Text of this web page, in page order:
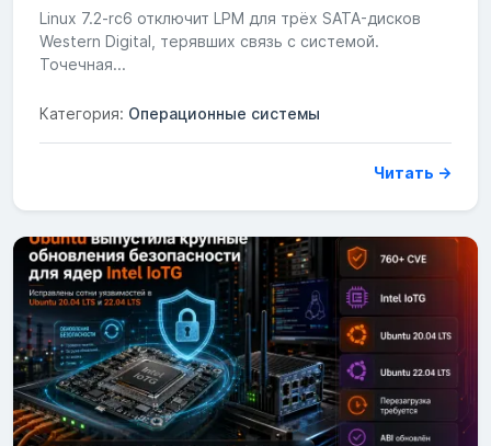
Linux 7.2-rc6 отключит LPM для трёх SATA-дисков
Western Digital, терявших связь с системой.
Точечная...
Категория: Операционные системы
Читать →